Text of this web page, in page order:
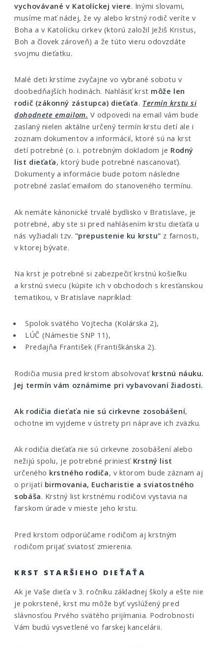
vychovávané v Katolíckej viere. Inými slovami,
musíme mať nádej, že vy alebo krstný rodič veríte v
Boha a v Katolícku cirkev (ktorú založil Ježiš Kristus,
Boh a človek zároveň) a že túto vieru odovzdáte
svojmu dieťatku.
Malé deti krstíme zvyčajne vo vybrané sobotu v
doobedňajších hodinách. Nahlásiť krst môže len
rodič (zákonný zástupca) dieťaťa. Termín krstu si
dohodnete emailom. V odpovedi na email vám bude
zaslaný nielen aktálne určený termín krstu detí ale i
zoznam dokumentov a informácií, ktoré sú na krst
detí potrebné (o. i. potrebným dokladom je Rodný
list dieťaťa, ktorý bude potrebné nascanovať).
Dokumenty a informácie bude potom následne
potrebné zaslať emailom do stanoveného termínu.
Ak nemáte kánonické trvalé bydlisko v Bratislave, je
potrebné, aby ste si pred nahlásením krstu dieťaťa u
nás vyžiadali tzv. "prepustenie ku krstu" z farnosti,
v ktorej bývate.
Na krst je potrebné si zabezpečiť krstnú košieľku
a krstnú sviecu (kúpite ich v obchodoch s kresťanskou
tematikou, v Bratislave napríklad:
Spolok svätého Vojtecha (Kolárska 2),
LÚČ (Námestie SNP 11),
Predajňa František (Františkánska 2).
Rodičia musia pred krstom absolvovať krstnú náuku.
Jej termín vám oznámime pri vybavovaní žiadosti.
Ak rodičia dieťaťa nie sú cirkevne zosobášení,
ochotne im vyjdeme v ústrety pri náprave ich zväzku.
Ak rodičia dieťaťa nie sú cirkevne zosobášení alebo
nežijú spolu, je potrebné priniesť Krstný list
určeného krstného rodiča, v ktorom bude záznam aj
o prijatí birmovania, Eucharistie a sviatostného
sobáša. Krstný list krstnému rodičovi vystavia na
farskom úrade v mieste jeho krstu.
Pred krstom odporúčame rodičom aj krstným
rodičom prijať sviatosť zmierenia.
KRST STARŠIEHO DIEŤAŤA
Ak je Vaše dieťa v 3. ročníku základnej školy a ešte nie
je pokrstené, krst mu môže byť vyslúžený pred
slávnosťou Prvého svätého prijímania. Podrobnosti
Vám budú vysvetlené vo farskej kancelárii.